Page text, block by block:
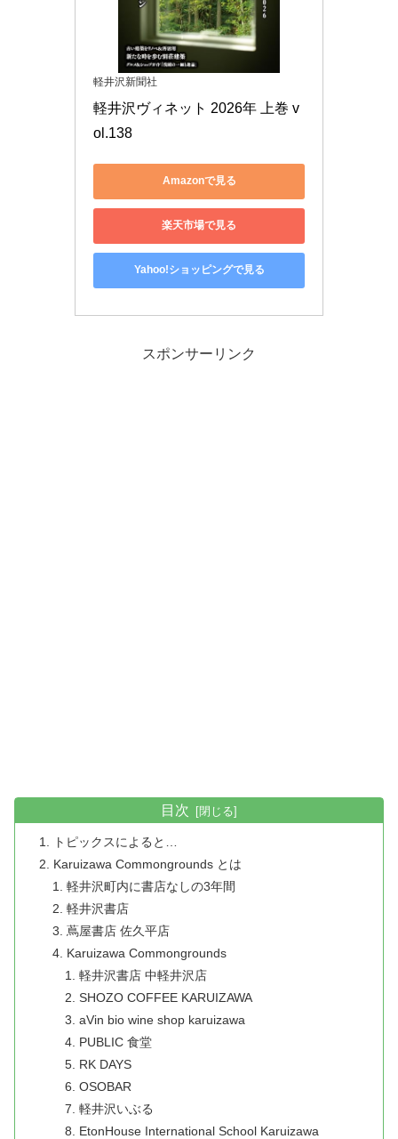
軽井沢新聞社
軽井沢ヴィネット 2026年 上巻 v
ol.138
Amazonで見る
楽天市場で見る
Yahoo!ショッピングで見る
スポンサーリンク
目次
トピックスによると…
Karuizawa Commongrounds とは
軽井沢町内に書店なしの3年間
軽井沢書店
蔦屋書店 佐久平店
Karuizawa Commongrounds
軽井沢書店 中軽井沢店
SHOZO COFFEE KARUIZAWA
aVin bio wine shop karuizawa
PUBLIC 食堂
RK DAYS
OSOBAR
軽井沢いぶる
EtonHouse International School Karuizawa